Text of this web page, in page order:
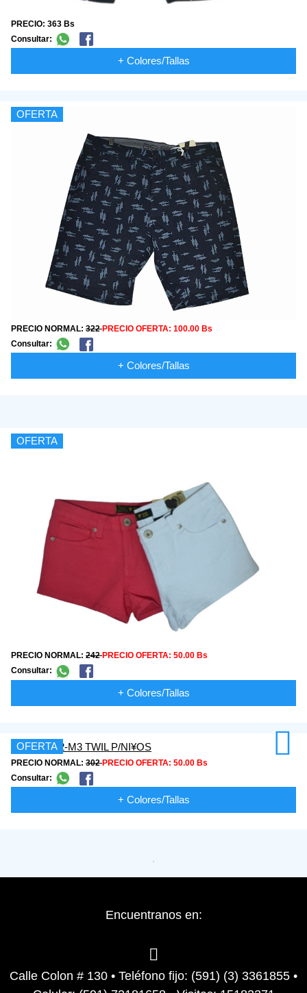
PRECIO: 363 Bs
Consultar:
+ Colores/Tallas
OFERTA
PRECIO NORMAL: 322PRECIO OFERTA: 100.00 Bs
Consultar:
+ Colores/Tallas
OFERTA
PRECIO NORMAL: 242PRECIO OFERTA: 50.00 Bs
Consultar:
+ Colores/Tallas
OFERTA
PRECIO NORMAL: 302PRECIO OFERTA: 50.00 Bs
Consultar:
+ Colores/Tallas
Encuentranos en:
Calle Colon # 130 • Teléfono fijo: (591) (3) 3361855 •